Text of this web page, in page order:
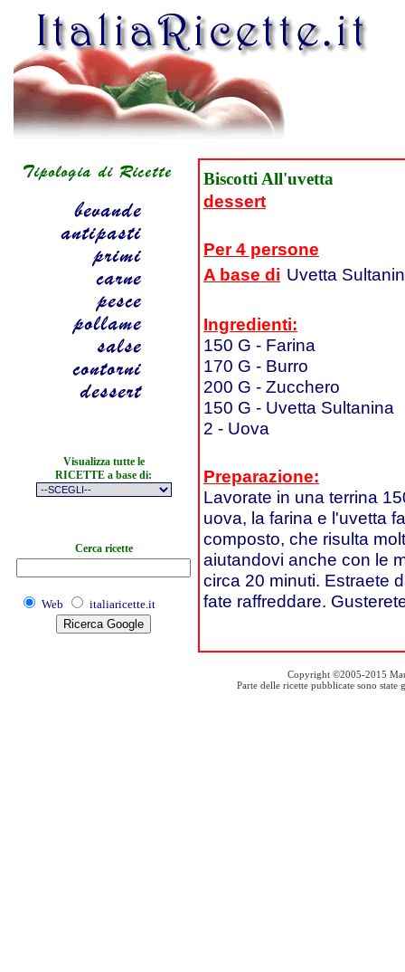
Visualizza tutte le
RICETTE a base di:
Cerca ricette
Web italiaricette.it
Biscotti All'uvetta
dessert
Per 4 persone
A base di Uvetta
Ingredienti:
150 G - Farina
170 G - Burro
200 G - Zucchero
150 G - Uvetta Sultanina
2 - Uova
Preparazione:
Lavorate in una terrina
uova, la farina e l'uvetta
composto, che risulta
aiutandovi anche con le
circa 20 minuti. Estraete
fate raffreddare.
Copyright ©2005-2015
Parte delle ricette pubblicate sono state